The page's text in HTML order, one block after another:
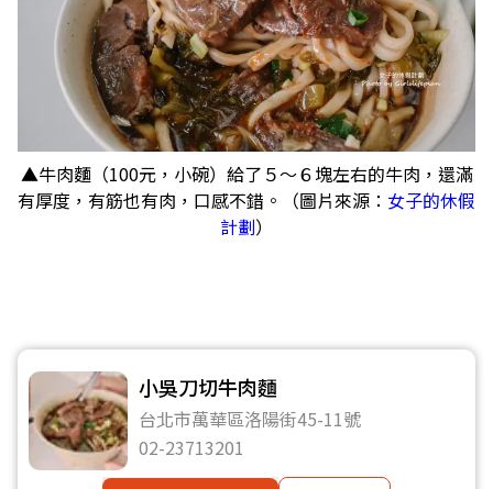
▲牛肉麵（100元，小碗）給了５～６塊左右的牛肉，還滿
有厚度，有筋也有肉，口感不錯。（圖片來源： 女子的休假
計劃）
小吳刀切牛肉麵
台北市萬華區洛陽街45-11號
02-23713201